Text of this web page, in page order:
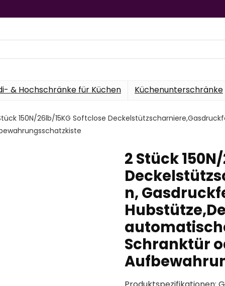
& Hochschränke für Küchen Küchenunterschränke
150N/26lb/15KG Softclose
2 Stück
n,
Schranktür